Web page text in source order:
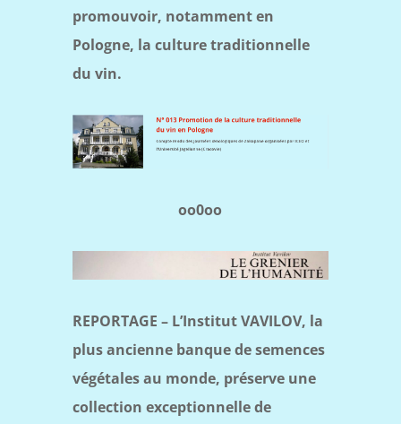
promouvoir, notamment en
Pologne, la culture traditionnelle
du vin.
oo0oo
REPORTAGE – L’Institut VAVILOV, la
plus ancienne banque de semences
végétales au monde, préserve une
collection exceptionnelle de